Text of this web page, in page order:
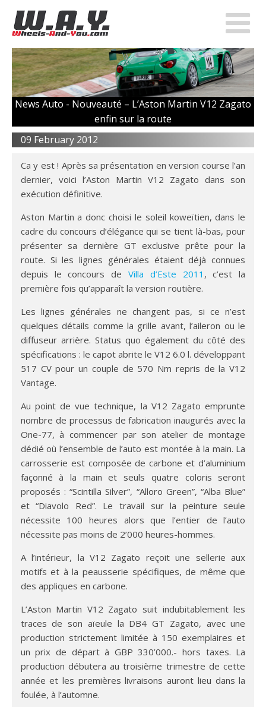
News Auto - Nouveauté – L’Aston Martin V12 Zagato
enfin sur la route
09 February 2012
Ca y est ! Après sa présentation en version course l’an
dernier, voici l’Aston Martin V12 Zagato dans son
exécution définitive.
Aston Martin a donc choisi le soleil koweïtien, dans le
cadre du concours d’élégance qui se tient là-bas, pour
présenter sa dernière GT exclusive prête pour la
route. Si les lignes générales étaient déjà connues
depuis le concours de Villa d’Este 2011 , c’est la
première fois qu’apparaît la version routière.
Les lignes générales ne changent pas, si ce n’est
quelques détails comme la grille avant, l’aileron ou le
diffuseur arrière. Status quo également du côté des
spécifications : le capot abrite le V12 6.0 l. développant
517 CV pour un couple de 570 Nm repris de la V12
Vantage.
Au point de vue technique, la V12 Zagato emprunte
nombre de processus de fabrication inaugurés avec la
One-77, à commencer par son atelier de montage
dédié où l’ensemble de l’auto est montée à la main. La
carrosserie est composée de carbone et d’aluminium
façonné à la main et seuls quatre coloris seront
proposés : “Scintilla Silver”, “Alloro Green”, “Alba Blue”
et “Diavolo Red”. Le travail sur la peinture seule
nécessite 100 heures alors que l’entier de l’auto
nécessite pas moins de 2’000 heures-hommes.
A l’intérieur, la V12 Zagato reçoit une sellerie aux
motifs et à la peausserie spécifiques, de même que
des appliques en carbone.
L’Aston Martin V12 Zagato suit indubitablement les
traces de son aïeule la DB4 GT Zagato, avec une
production strictement limitée à 150 exemplaires et
un prix de départ à GBP 330’000.- hors taxes. La
production débutera au troisième trimestre de cette
année et les premières livraisons auront lieu dans la
foulée, à l’automne.